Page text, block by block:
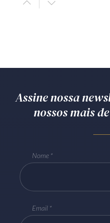
Assine nossa
nossos mais
Nome
Email